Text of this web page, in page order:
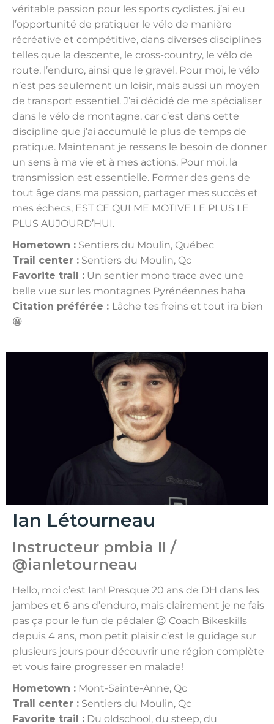
véritable passion pour les sports cyclistes. j’ai eu
l’opportunité de pratiquer le vélo de manière
récréative et compétitive, dans diverses disciplines
telles que la descente, le cross-country, le vélo de
route, l’enduro, ainsi que le gravel. Pour moi, le vélo
n’est pas seulement un loisir, mais aussi un moyen
de transport essentiel. J’ai décidé de me spécialiser
dans le vélo de montagne, car c’est dans cette
discipline que j’ai accumulé le plus de temps de
pratique. Maintenant je ressens le besoin de donner
un sens à ma vie et à mes actions. Pour moi, la
transmission est essentielle. Former des gens de
tout âge dans ma passion, partager mes succès et
mes échecs, EST CE QUI ME MOTIVE LE PLUS LE
PLUS AUJOURD’HUI.
Hometown : Sentiers du Moulin, Québec
Trail center : Sentiers du Moulin, Qc
Favorite trail : Un sentier mono trace avec une
belle vue sur les montagnes Pyrénéennes haha
Citation préférée : Lâche tes freins et tout ira bien
😀
Ian Létourneau
Instructeur pmbia II /
@ianletourneau
Hello, moi c’est Ian! Presque 20 ans de DH dans les
jambes et 6 ans d’enduro, mais clairement je ne fais
pas ça pour le fun de pédaler 😉 Coach Bikeskills
depuis 4 ans, mon petit plaisir c’est le guidage sur
plusieurs jours pour découvrir une région complète
et vous faire progresser en malade!
Hometown : Mont-Sainte-Anne, Qc
Trail center : Sentiers du Moulin, Qc
Favorite trail : Du oldschool, du steep, du